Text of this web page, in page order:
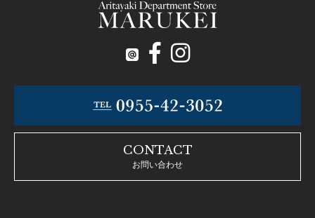
CONTACT
お問い合わせ